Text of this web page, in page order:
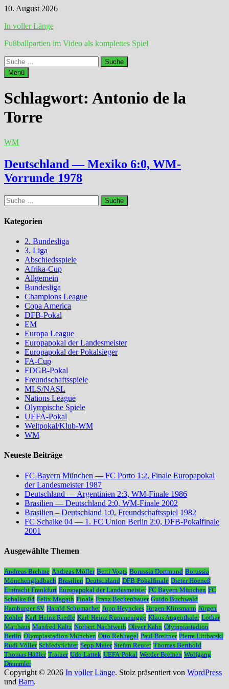
Zum
springen
10. August 2026
In voller Länge
Fußballpartien im Video als komplettes Spiel
Suche
nach:
Menü
Schlagwort: Antonio de la
Torre
WM
Deutschland — Mexiko 6:0, WM-
Vorrunde 1978
Suche
nach:
Kategorien
2. Bundesliga
3. Liga
Abschiedsspiele
Afrika-Cup
Allgemein
Bundesliga
Champions League
Copa America
DFB-Pokal
EM
Europa League
Europapokal der Landesmeister
Europapokal der Pokalsieger
FA-Cup
FDGB-Pokal
Freundschaftsspiele
MLS/NASL
Nations League
Olympische Spiele
UEFA-Pokal
Weltpokal/Klub-WM
WM
Neueste Beiträge
FC Bayern München — FC Porto 1:2, Finale Europapokal
der Landesmeister 1987
Deutschland — Argentinien 2:3, WM-Finale 1986
Brasilien — Deutschland 2:0, WM-Finale 2002
Brasilien – Deutschland 1:0, Freundschaftsspiel 1982
FC Schalke 04 — 1. FC Union Berlin 2:0, DFB-Pokalfinale
2001
Ausgewählte Themen
Andreas Brehme Andreas Möller Berti Vogts Borussia Dortmund Borussia
Mönchengladbach Brasilien Deutschland DFB-Pokalfinale Dieter Hoeneß
Eintracht Frankfurt Europapokal der Landesmeister FC Bayern München FC
Schalke 04 Felix Magath Finale Franz Beckenbauer Guido Buchwald
Hamburger SV Harald Schumacher Jupp Heynckes Jürgen Klinsmann Jürgen
Kohler Karl-Heinz Riedle Karl-Heinz Rummenigge Klaus Augenthaler Lothar
Matthäus Manfred Kaltz Norbert Nachtweih Oliver Kahn Olympiastadion
Berlin Olympiastadion München Otto Rehhagel Paul Breitner Pierre Littbarski
Rudi Völler Schiedsrichter Sepp Maier Stefan Reuter Thomas Berthold
Thomas Häßler Trainer Udo Lattek UEFA-Pokal Werder Bremen Wolfgang
Dremmler
Copyright © 2026 In voller Länge. Stolz präsentiert von WordPress
und Bam.